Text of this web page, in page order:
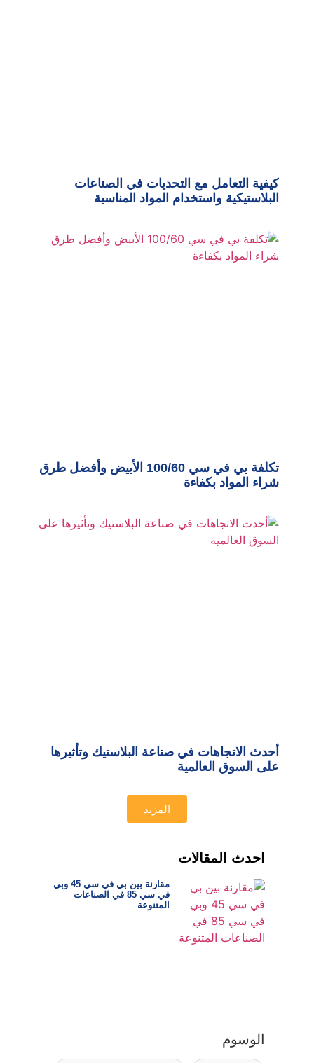
كيفية التعامل مع التحديات في الصناعات
البلاستيكية واستخدام المواد المناسبة
تكلفة بي في سي 100/60 الأبيض وأفضل طرق
شراء المواد بكفاءة
أحدث الاتجاهات في صناعة البلاستيك وتأثيرها
على السوق العالمية
المزيد
احدث المقالات
مقارنة بين بي في سي 45 وبي
في سي 85 في الصناعات
المتنوعة
الوسوم